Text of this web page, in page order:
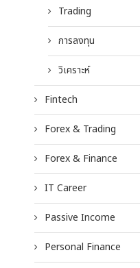
Trading
การลงทุน
วิเคราะห์
Fintech
Forex & Trading
Forex & Finance
IT Career
Passive Income
Personal Finance